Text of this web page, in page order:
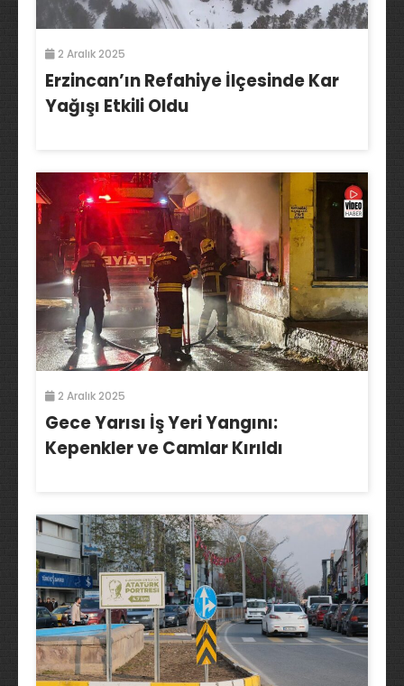
2 Aralık 2025
Erzincan’ın Refahiye İlçesinde Kar
Yağışı Etkili Oldu
2 Aralık 2025
Gece Yarısı İş Yeri Yangını:
Kepenkler ve Camlar Kırıldı